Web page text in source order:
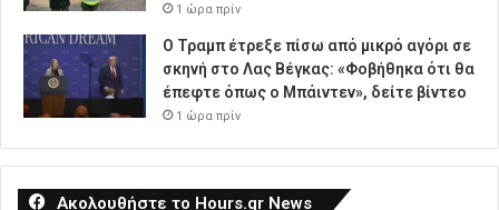
1 ώρα πρίν
Ο Τραμπ έτρεξε πίσω από μικρό αγόρι σε
σκηνή στο Λας Βέγκας: «Φοβήθηκα ότι θα
έπεφτε όπως ο Μπάιντεν», δείτε βίντεο
1 ώρα πρίν
Ακολουθήστε το Hours.gr News